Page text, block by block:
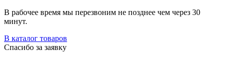
В рабочее время мы перезвоним не позднее чем через 30
минут.
В каталог товаров
Спасибо за заявку